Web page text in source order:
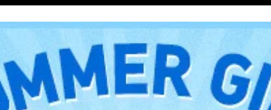
ことなく第三者に提供することはあり
次の場合は除きます。
または財産の保護のために必要がある
、本人の同意を得ることが困難であると
DOWNLOAD FOR ANDROID
ご利用方法はこちら